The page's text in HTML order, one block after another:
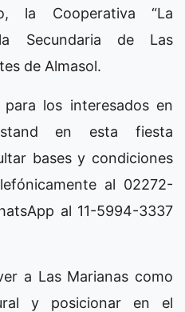
la Cooperativa “La
Secundaria de Las
de Almasol.
los interesados en
en esta fiesta
bases y condiciones
al 02272-
al 11-5994-3337
a Las Marianas como
y posicionar en el